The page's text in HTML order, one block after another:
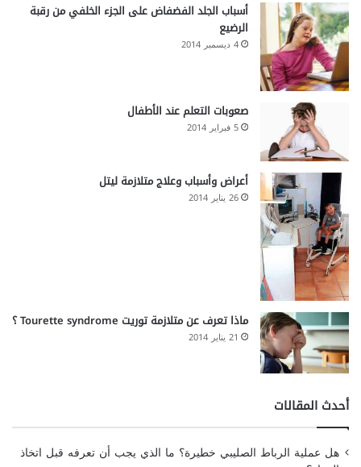
أسباب الجلد الفضفاض على الجزء الخلفي من رقبة
الرضيع
4 ديسمبر 2014
صعوبات التعلم عند الأطفال
5 فبراير 2014
أعراض وأسباب وعلاج متلازمة ليتل
26 يناير 2014
ماذا تعرف عن متلازمة توريت Tourette syndrome ؟
21 يناير 2014
أحدث المقالات
هل عملية الرباط الصليبي خطيرة؟ ما الذي يجب أن تعرفه قبل اتخاذ